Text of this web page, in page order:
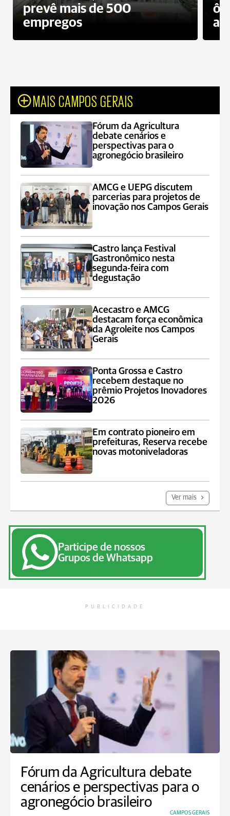
prevê mais de 500
empregos
MAIS CAMPOS GERAIS
Fórum da Agricultura
debate cenários e
perspectivas para o
agronegócio brasileiro
AMCG e UEPG discutem
parcerias para projetos de
inovação nos Campos Gerais
Castro lança Festival
Gastronômico nesta
segunda-feira com
degustação
Acecastro e AMCG
destacam força econômica
da Agroleite nos Campos
Gerais
Ponta Grossa e Castro
recebem destaque no
prêmio Projetos Inovadores
2026
Em contrato pioneiro em
prefeituras, Reserva recebe
novas motoniveladoras
Ver mais
Participe de nossos
Grupos de Whatsapp
PUBLICIDADE
Fórum da Agricultura debate
cenários e perspectivas para o
agronegócio brasileiro
CAMPOS GERAIS